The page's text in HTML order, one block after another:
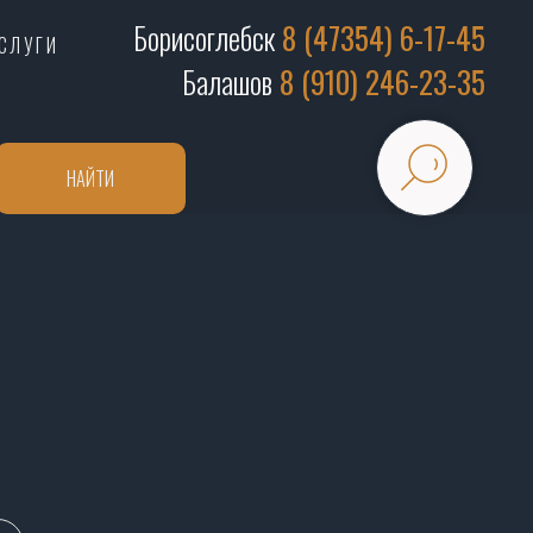
Борисоглебск8 (47354) 6-17-45
Балашов 8 (910) 246-23-35
НАЙТИ